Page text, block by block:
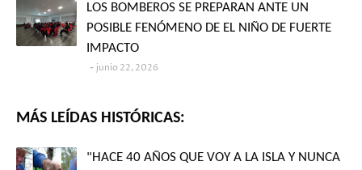
LOS BOMBEROS SE PREPARAN ANTE UN
POSIBLE FENÓMENO DE EL NIÑO DE FUERTE
IMPACTO
junio 22, 2026
MÁS LEÍDAS HISTÓRICAS:
"HACE 40 AÑOS QUE VOY A LA ISLA Y NUNCA